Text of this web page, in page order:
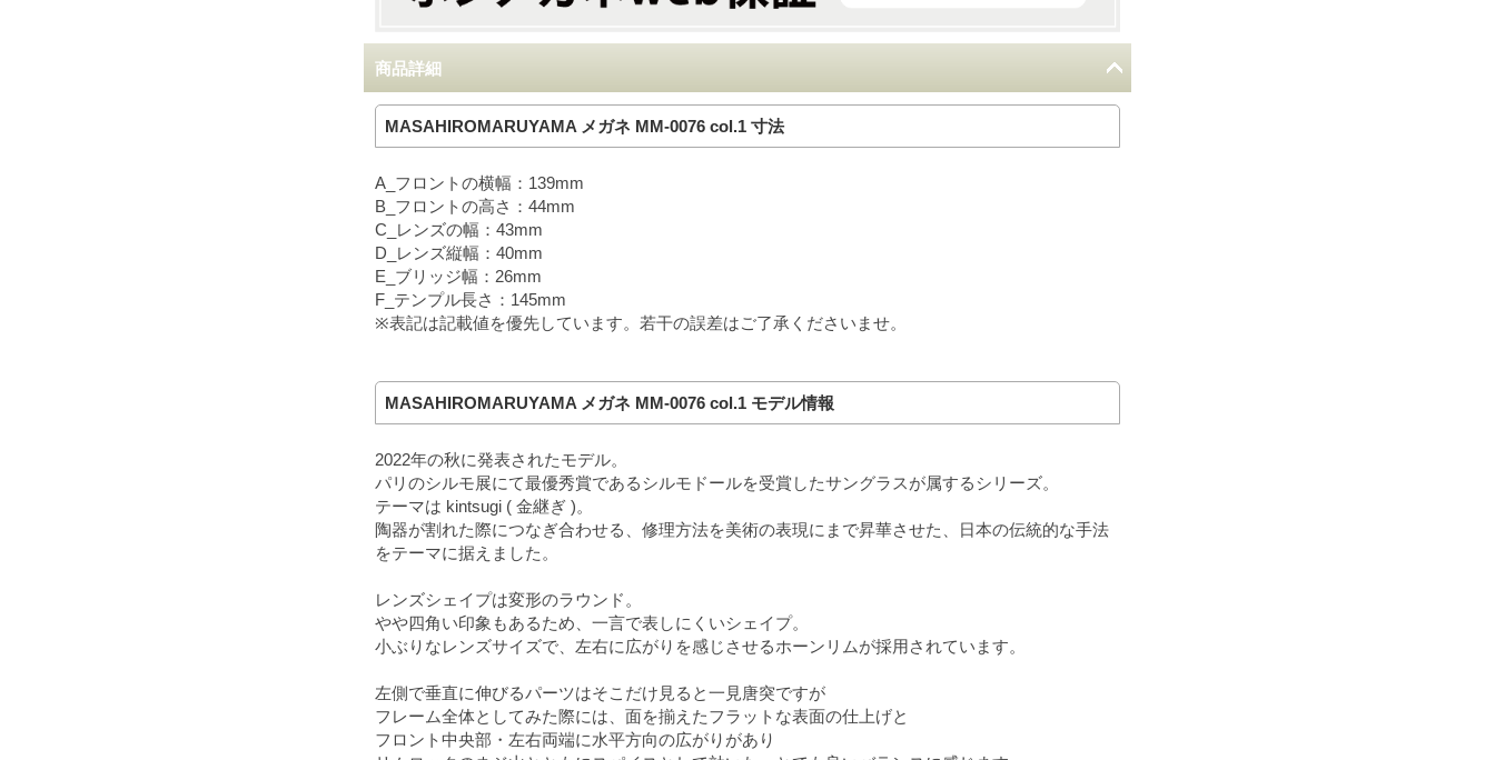
商品詳細
MASAHIROMARUYAMA メガネ MM-0076 col.1 寸法
A_フロントの横幅：139mm
B_フロントの高さ：44mm
C_レンズの幅：43mm
D_レンズ縦幅：40mm
E_ブリッジ幅：26mm
F_テンプル長さ：145mm
※表記は記載値を優先しています。若干の誤差はご了承くださいませ。
MASAHIROMARUYAMA メガネ MM-0076 col.1 モデル情報
2022年の秋に発表されたモデル。
パリのシルモ展にて最優秀賞であるシルモドールを受賞したサングラスが属するシリーズ。
テーマは kintsugi ( 金継ぎ )。
陶器が割れた際につなぎ合わせる、修理方法を美術の表現にまで昇華させた、日本の伝統的な手法
をテーマに据えました。
レンズシェイプは変形のラウンド。
やや四角い印象もあるため、一言で表しにくいシェイプ。
小ぶりなレンズサイズで、左右に広がりを感じさせるホーンリムが採用されています。
左側で垂直に伸びるパーツはそこだけ見ると一見唐突ですが
フレーム全体としてみた際には、面を揃えたフラットな表面の仕上げと
フロント中央部・左右両端に水平方向の広がりがあり